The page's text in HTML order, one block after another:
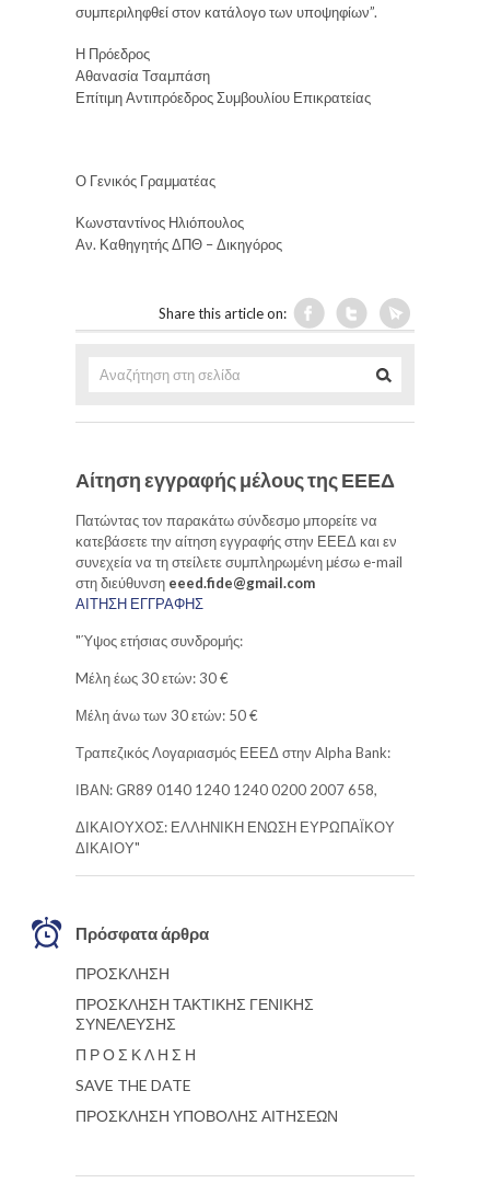
συμπεριληφθεί στον κατάλογο των υποψηφίων”.
Η Πρόεδρος
Αθανασία Τσαμπάση
Επίτιμη Αντιπρόεδρος Συμβουλίου Επικρατείας
Ο Γενικός Γραμματέας
Κωνσταντίνος Ηλιόπουλος
Αν. Καθηγητής ΔΠΘ – Δικηγόρος
Share this article on:
Αίτηση εγγραφής μέλους της ΕΕΕΔ
Πατώντας τον παρακάτω σύνδεσμο μπορείτε να
κατεβάσετε την αίτηση εγγραφής στην ΕΕΕΔ και εν
συνεχεία να τη στείλετε συμπληρωμένη μέσω e-mail
στη διεύθυνση eeed.fide@gmail.com
ΑΙΤΗΣΗ ΕΓΓΡΑΦΗΣ
"Ύψος ετήσιας συνδρομής:
Mέλη έως 30 ετών: 30 €
Μέλη άνω των 30 ετών: 50 €
Τραπεζικός Λογαριασμός ΕΕΕΔ στην Alpha Bank:
ΙΒΑΝ: GR89 0140 1240 1240 0200 2007 658,
ΔΙΚΑΙΟΥΧΟΣ: ΕΛΛΗΝΙΚΗ ΕΝΩΣΗ ΕΥΡΩΠΑΪΚΟΥ
ΔΙΚΑΙΟΥ"
Πρόσφατα άρθρα
ΠΡΟΣΚΛΗΣΗ
ΠΡΟΣΚΛΗΣΗ ΤΑΚΤΙΚΗΣ ΓΕΝΙΚΗΣ
ΣΥΝΕΛΕΥΣΗΣ
Π Ρ Ο Σ Κ Λ Η Σ Η
SAVE THE DATE
ΠΡΟΣΚΛΗΣΗ ΥΠΟΒΟΛΗΣ ΑΙΤΗΣΕΩΝ